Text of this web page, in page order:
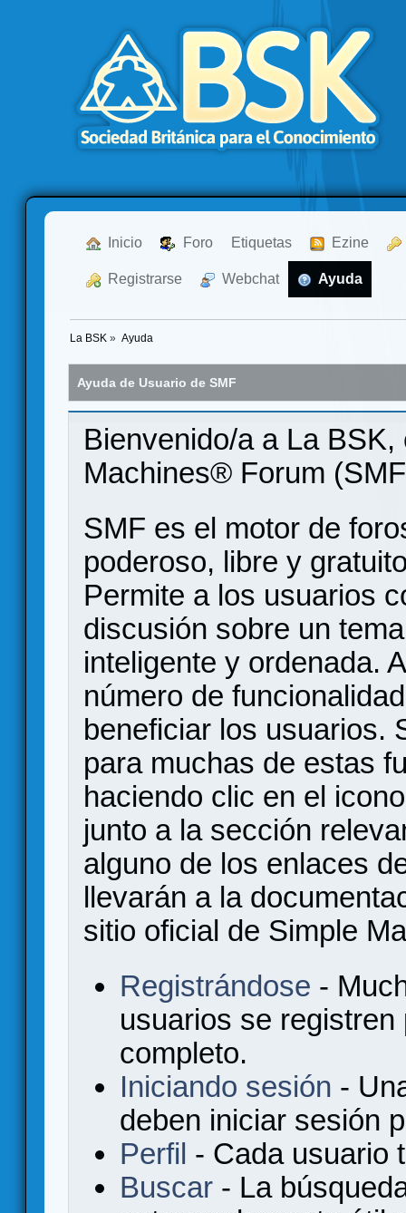
Inicio Foro Etiquetas Ezine
Registrarse Webchat Ayuda
La BSK » Ayuda
Ayuda de Usuario de SMF
Bienvenido/a a La
Machines® Forum
SMF es el motor de
poderoso, libre y
Permite a los usuarios
discusión sobre un
inteligente y ordenada.
número de
beneficiar los usuarios.
para muchas de estas
haciendo clic en el
junto a la sección
alguno de los enlaces
llevarán a la
sitio oficial de Simple
Registrándose -
usuarios se
completo.
Iniciando sesión -
deben iniciar sesión
Perfil - Cada usuario
Buscar - La